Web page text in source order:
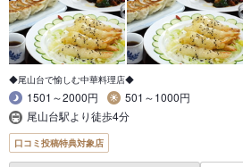
◆尾山台で愉しむ中華料理店◆
1501～2000円
501～1000円
尾山台駅より徒歩4分
口コミ投稿特典対象店